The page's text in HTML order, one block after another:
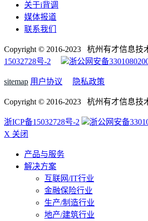
关于i背调
媒体报道
联系我们
Copyright © 2016-2023 杭州有才信息
15032728号-2
浙公网安备
sitemap 用户协议 隐私政策
Copyright © 2016-2023 杭州有才信息技
浙ICP备15032728号-2
浙公网安备
X 关闭
产品与服务
解决方案
互联网/IT行业
金融保险行业
生产/制造行业
地产/建筑行业